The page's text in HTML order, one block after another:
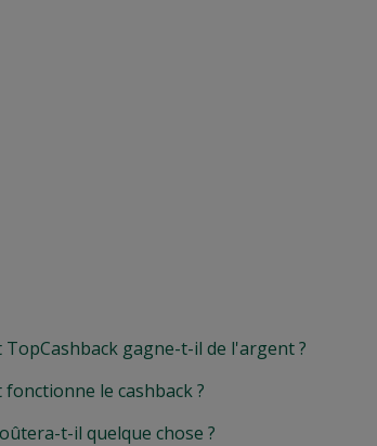
TopCashback gagne-t-il de l'argent ?
fonctionne le cashback ?
t-il quelque chose ?